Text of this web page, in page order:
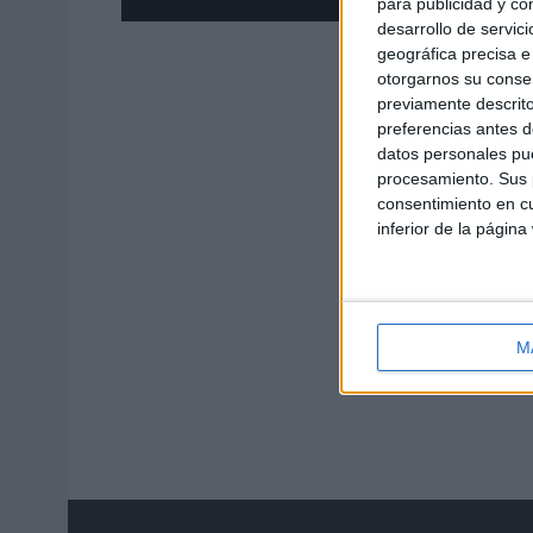
para publicidad y
desarrollo de
geográfica precisa
otorgarnos su
previamente
preferencias antes
datos personales
procesamiento.
consentimiento en
inferior de la página
En